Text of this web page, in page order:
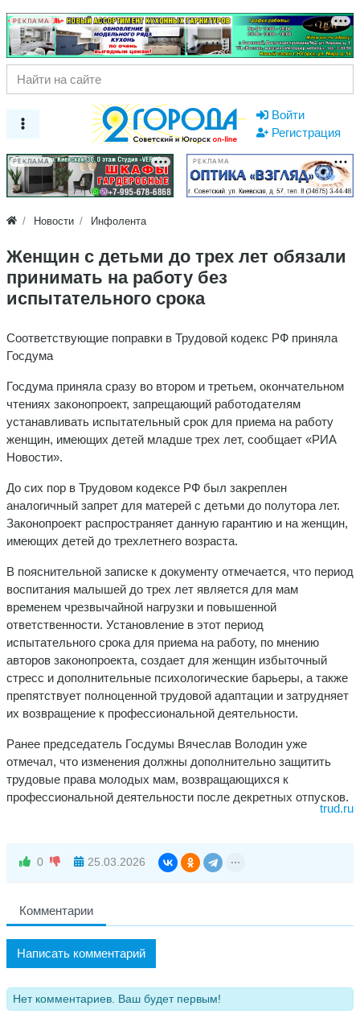
РЕКЛАМА
Войти
Регистрация
РЕКЛАМА РЕКЛАМА
Новости Инфолента
Женщин с детьми до трех лет обязали
принимать на работу без
испытательного срока
Соответствующие поправки в Трудовой кодекс РФ приняла
Госдума
Госдума приняла сразу во втором и третьем, окончательном
чтениях законопроект, запрещающий работодателям
устанавливать испытательный срок для приема на работу
женщин, имеющих детей младше трех лет, сообщает «РИА
Новости».
До сих пор в Трудовом кодексе РФ был закреплен
аналогичный запрет для матерей с детьми до полутора лет.
Законопроект распространяет данную гарантию и на женщин,
имеющих детей до трехлетнего возраста.
В пояснительной записке к документу отмечается, что период
воспитания малышей до трех лет является для мам
временем чрезвычайной нагрузки и повышенной
ответственности. Установление в этот период
испытательного срока для приема на работу, по мнению
авторов законопроекта, создает для женщин избыточный
стресс и дополнительные психологические барьеры, а также
препятствует полноценной трудовой адаптации и затрудняет
их возвращение к профессиональной деятельности.
Ранее председатель Госдумы Вячеслав Володин уже
отмечал, что изменения должны дополнительно защитить
трудовые права молодых мам, возвращающихся к
профессиональной деятельности после декретных отпусков.
trud.ru
0 25.03.2026
Комментарии
Написать комментарий
Нет комментариев. Ваш будет первым!